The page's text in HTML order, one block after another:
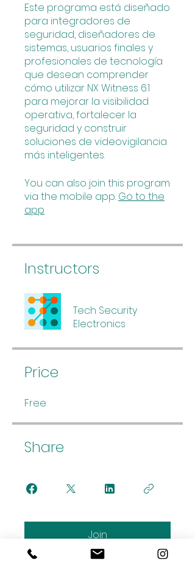
Este programa está diseñado
para integradores de
seguridad, diseñadores de
sistemas, usuarios finales y
profesionales de tecnología
que desean comprender
cómo utilizar NX Witness 6.1
para mejorar la visibilidad
operativa, fortalecer la
seguridad y construir
soluciones de videovigilancia
más inteligentes.
You can also join this program
via the mobile app. Go to the
app
Instructors
Tech Security
Electronics
Price
Free
Share
Join